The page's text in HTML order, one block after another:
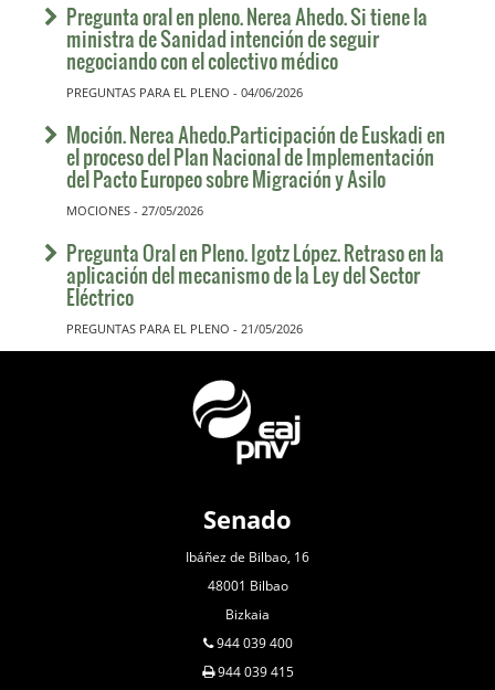
Pregunta oral en pleno. Nerea Ahedo. Si tiene la
ministra de Sanidad intención de seguir
negociando con el colectivo médico
PREGUNTAS PARA EL PLENO - 04/06/2026
Moción. Nerea Ahedo.Participación de Euskadi en
el proceso del Plan Nacional de Implementación
del Pacto Europeo sobre Migración y Asilo
MOCIONES - 27/05/2026
Pregunta Oral en Pleno. Igotz López. Retraso en la
aplicación del mecanismo de la Ley del Sector
Eléctrico
PREGUNTAS PARA EL PLENO - 21/05/2026
Senado
Ibáñez de Bilbao, 16
48001 Bilbao
Bizkaia
944 039 400
944 039 415